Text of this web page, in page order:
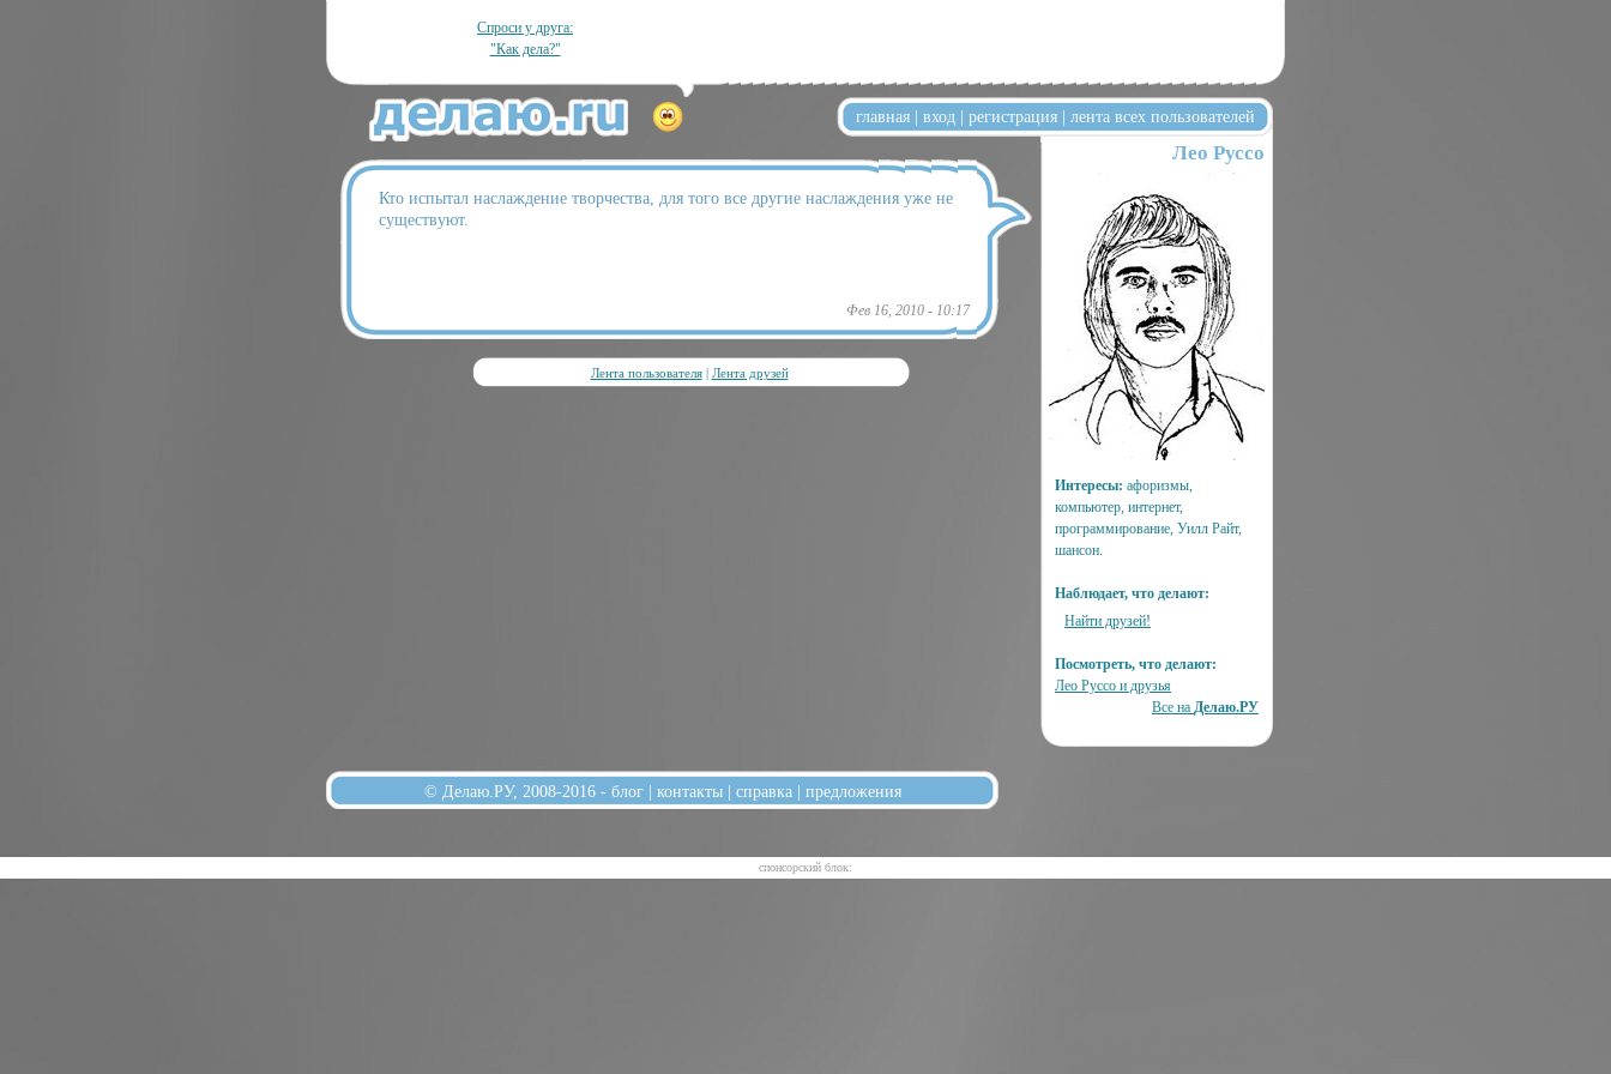
Спроси у друга:
"Как дела?"
главная | вход | регистрация | лента всех пользователей
Кто испытал наслаждение творчества, для того все другие наслаждения уже не
существуют.
Фев 16, 2010 - 10:17
Лента пользователя| Лента друзей
Лео Руссо
Интересы: афоризмы,
компьютер, интернет,
программирование, Уилл Райт,
шансон.
Наблюдает, что делают:
Найти друзей!
Посмотреть, что делают:
Лео Руссо и друзья
Все на Делаю.РУ
© Делаю.РУ, 2008-2016 - блог | контакты | справка | предложения
cпонсорский блок: